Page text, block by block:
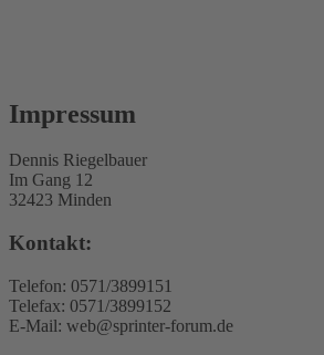
Impressum
Dennis Riegelbauer
Im Gang 12
32423 Minden
Kontakt:
Telefon: 0571/3899151
Telefax: 0571/3899152
E-Mail: web@sprinter-forum.de